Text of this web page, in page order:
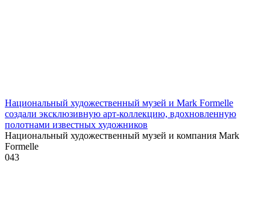
Национальный художественный музей и Mark Formelle
создали эксклюзивную арт-коллекцию, вдохновленную
полотнами известных художников
Национальный художественный музей и компания Mark
Formelle
043